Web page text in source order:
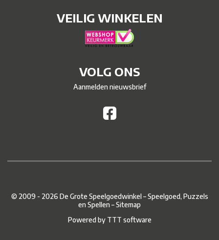
VEILIG WINKELEN
VOLG ONS
Aanmelden nieuwsbrief
© 2009 - 2026 De Grote Speelgoedwinkel – Speelgoed, Puzzels
en Spellen –Sitemap
Powered by TTT software